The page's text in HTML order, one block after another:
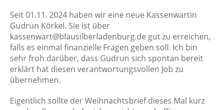
Seit 01.11. 2024 haben wir eine neue Kassenwartin
Gudrun Körkel. Sie ist über
kassenwart@blausilberladenburg.de gut zu erreichen,
falls es einmal finanzielle Fragen geben soll. Ich bin
sehr froh darüber, dass Gudrun sich spontan bereit
erklärt hat diesen verantwortungsvollen Job zu
übernehmen.
Eigentlich sollte der Weihnachtsbrief dieses Mal kurz